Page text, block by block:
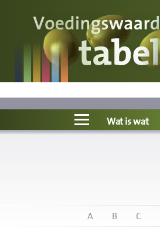
Voedingswaarde
Wat is wat?
Ons voedsel
Wat is wat
A B C